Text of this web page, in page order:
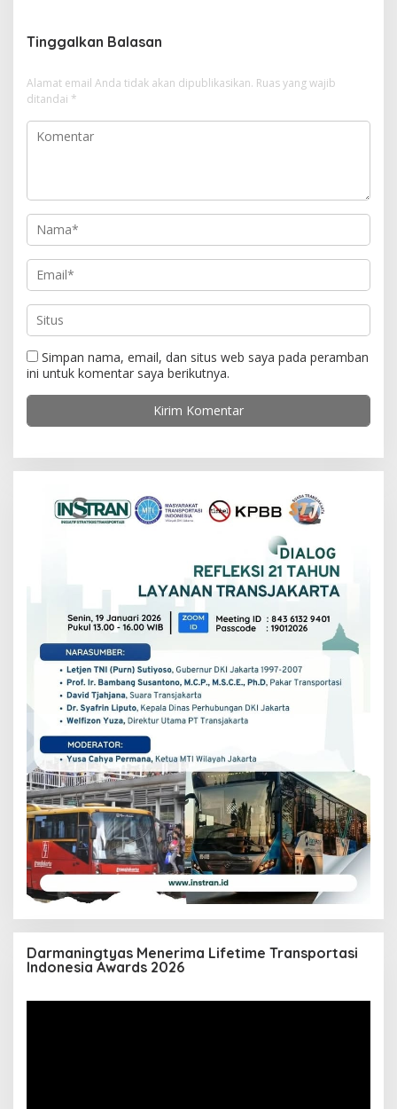
g
a
s
i
p
Tinggalkan Balasan
Alamat email Anda tidak akan dipublikasikan. Ruas yang wajib
ditandai *
Simpan nama, email, dan situs web saya pada peramban
ini untuk komentar saya berikutnya.
Darmaningtyas Menerima Lifetime Transportasi
Indonesia Awards 2026